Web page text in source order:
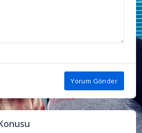
Yorum Gönder